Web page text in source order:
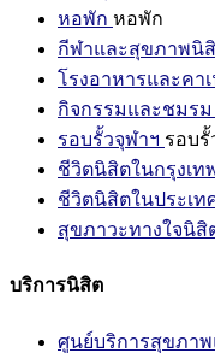
หอพัก หอพัก
กีฬาและสุขภาพนิ
โรงอาหารและคาเ
กิจกรรมและชมรม
รอบรั้วจุฬาฯ รอบรั้
ชีวิตนิสิตในกรุงเท
ชีวิตนิสิตในประเท
สุขภาวะทางใจนิสิ
บริการนิสิต
ศูนย์บริการสุขภาพ